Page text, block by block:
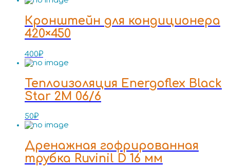
Кронштейн для кондиционера
420×450
400₽
Теплоизоляция Energoflex Black
Star 2M 06/6
50₽
Дренажная гофрированная
трубка Ruvinil D 16 мм